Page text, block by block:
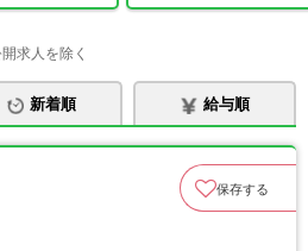
求人を除く
新着順 給与順
保存する